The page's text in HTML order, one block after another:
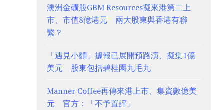
澳洲金礦股GBM Resources擬來港第二上
市、市值8億港元 兩大股東與香港有聯
繫？
「遇見小麵」據報已展開預路演、擬集1億
美元 股東包括碧桂園九毛九
Manner Coffee再傳來港上市、集資數億美
元 官方：「不予置評」